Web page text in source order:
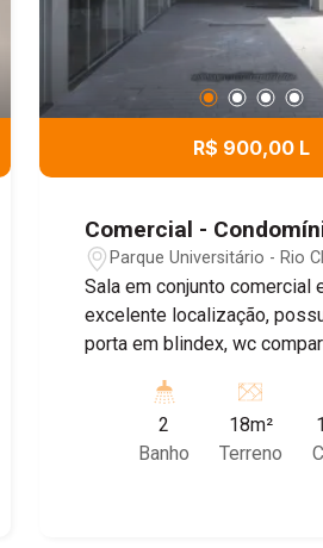
R$ 900,00 L
Comercial -
Parque Universitário - Rio
Sala em conjunto comercial
excelente localização,
porta em blindex, wc
SUA VISITA!
2
Banho
18m²
Terreno